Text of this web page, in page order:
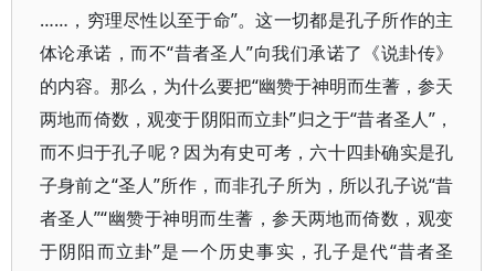
……，穷理尽性以至于命”。这一切都是孔子所作的主
体论承诺，而不“昔者圣人”向我们承诺了《说卦传》
的内容。那么，为什么要把“幽赞于神明而生蓍，参天
两地而倚数，观变于阴阳而立卦”归之于“昔者圣人”，
而不归于孔子呢？因为有史可考，六十四卦确实是孔
子身前之“圣人”所作，而非孔子所为，所以孔子说“昔
者圣人”“幽赞于神明而生蓍，参天两地而倚数，观变
于阴阳而立卦”是一个历史事实，孔子是代“昔者圣